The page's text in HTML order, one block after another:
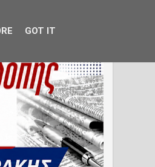
GOT IT